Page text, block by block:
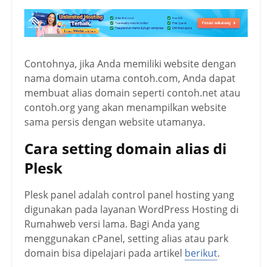
Contohnya, jika Anda memiliki website dengan
nama domain utama contoh.com, Anda dapat
membuat alias domain seperti contoh.net atau
contoh.org yang akan menampilkan website
sama persis dengan website utamanya.
Cara setting domain alias di
Plesk
Plesk panel adalah control panel hosting yang
digunakan pada layanan WordPress Hosting di
Rumahweb versi lama. Bagi Anda yang
menggunakan cPanel, setting alias atau park
domain bisa dipelajari pada artikel berikut.